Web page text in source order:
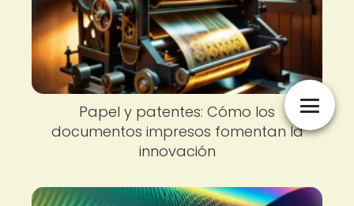
Papel y patentes: Cómo los
documentos impresos fomentan la
innovación